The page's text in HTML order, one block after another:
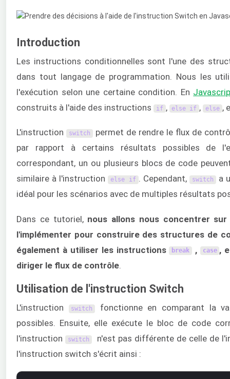
Introduction
Les instructions conditionnelles sont l'une des
dans tout langage de programmation. Nous les
l'exécution selon une certaine condition. En
construits à l'aide des instructions
if , else if , else ,
L'instruction switch permet de rendre le flux de
par rapport à certains résultats possibles de
correspondant, un ou plusieurs blocs de code
similaire à l'instruction else if . Cependant, switch a
idéal pour les scénarios avec de multiples résultats
Dans ce tutoriel, nous allons nous concentrer
l'implémenter pour construire des structures de
également à utiliser les instructions break , case ,
diriger le flux de contrôle
Utilisation de l'instruction Switch
L'instruction switch
fonctionne en comparant la
possibles. Ensuite, elle exécute le bloc de code
l'instruction switch n'est pas différente de celle de
l'instruction switch s'écrit ainsi :